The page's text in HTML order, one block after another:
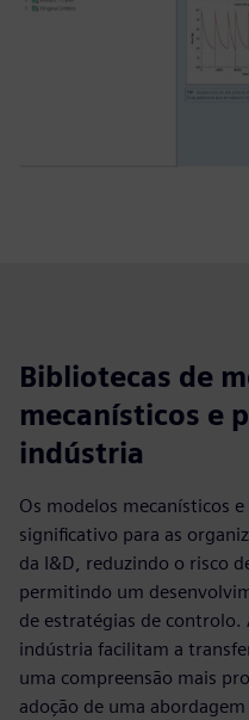
Bibliotecas de
mecanísticos e
indústria
Os modelos mecanísticos
significativo para as
da I&D, reduzindo o risco
permitindo um
de estratégias de
indústria facilitam a
uma compreensão mais
adoção de uma